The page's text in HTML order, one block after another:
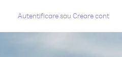
Autentificaresau Creare cont